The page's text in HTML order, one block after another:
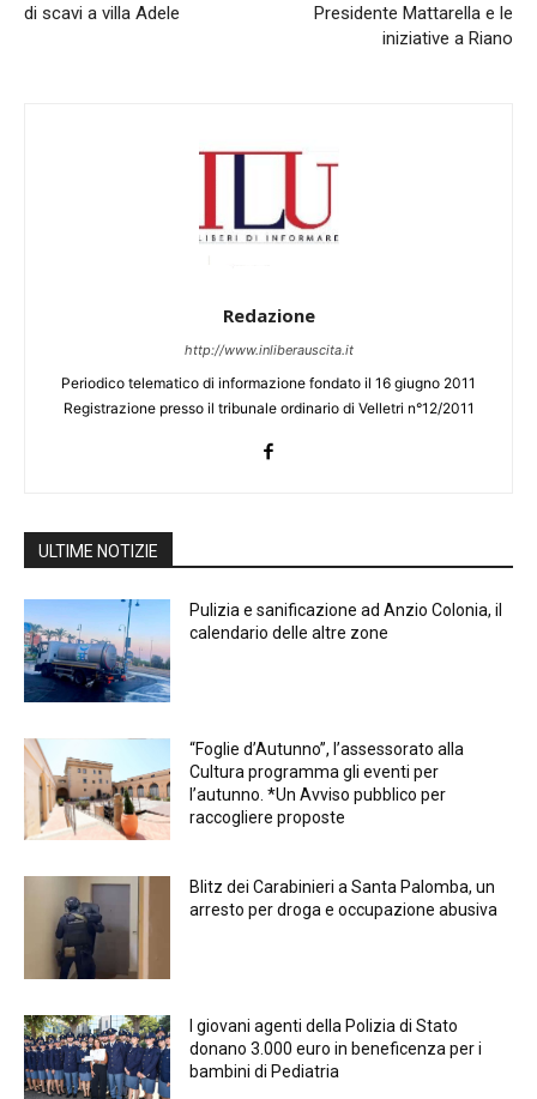
di scavi a villa Adele
Presidente Mattarella e le
iniziative a Riano
Redazione
http://www.inliberauscita.it
Periodico telematico di informazione fondato il 16 giugno 2011
Registrazione presso il tribunale ordinario di Velletri n°12/2011
ULTIME NOTIZIE
Pulizia e sanificazione ad Anzio Colonia, il
calendario delle altre zone
“Foglie d’Autunno”, l’assessorato alla
Cultura programma gli eventi per
l’autunno. *Un Avviso pubblico per
raccogliere proposte
Blitz dei Carabinieri a Santa Palomba, un
arresto per droga e occupazione abusiva
I giovani agenti della Polizia di Stato
donano 3.000 euro in beneficenza per i
bambini di Pediatria